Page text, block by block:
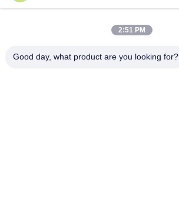
2:51 PM
Good day, what product are you looking for?